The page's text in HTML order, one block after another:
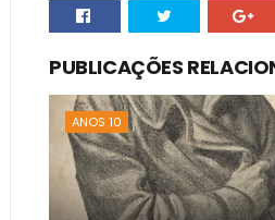
PUBLICAÇÕES
ANOS 10